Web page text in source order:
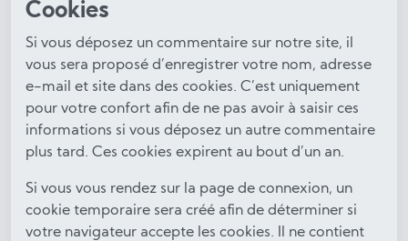
Cookies
Si vous déposez un commentaire sur notre site, il
vous sera proposé d’enregistrer votre nom, adresse
e-mail et site dans des cookies. C’est uniquement
pour votre confort afin de ne pas avoir à saisir ces
informations si vous déposez un autre commentaire
plus tard. Ces cookies expirent au bout d’un an.
Si vous vous rendez sur la page de connexion, un
cookie temporaire sera créé afin de déterminer si
votre navigateur accepte les cookies. Il ne contient